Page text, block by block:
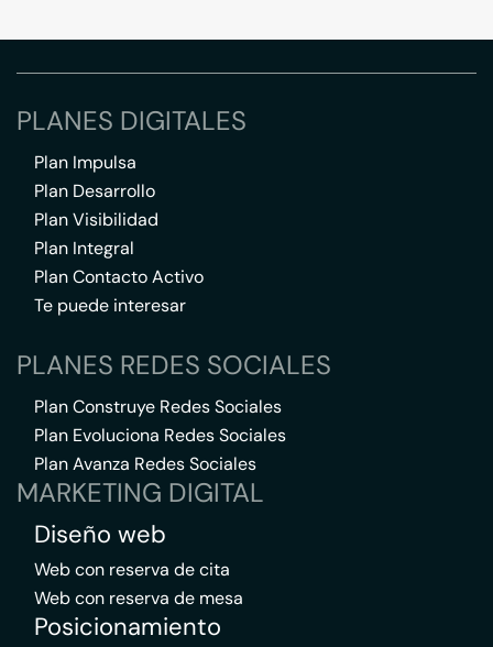
PLANES DIGITALES
Plan Impulsa
Plan Desarrollo
Plan Visibilidad
Plan Integral
Plan Contacto Activo
Te puede interesar
PLANES REDES SOCIALES
Plan Construye Redes Sociales
Plan Evoluciona Redes Sociales
Plan Avanza Redes Sociales
MARKETING DIGITAL
Diseño web
Web con reserva de cita
Web con reserva de mesa
Posicionamiento